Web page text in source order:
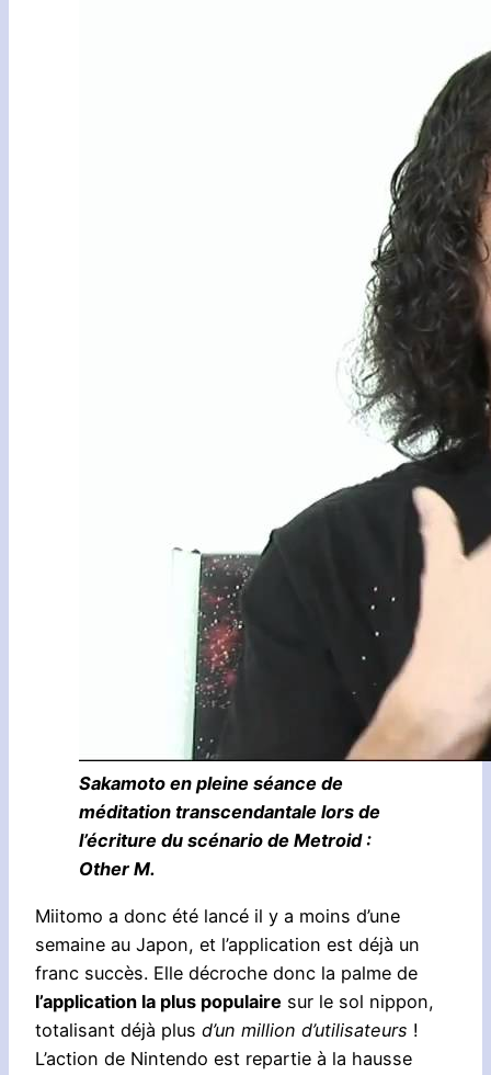
Sakamoto en pleine séance de
méditation transcendantale lors de
l’écriture du scénario de Metroid :
Other M.
Miitomo a donc été lancé il y a moins d’une
semaine au Japon, et l’application est déjà un
franc succès. Elle décroche donc la palme de
l’application la plus populaire sur le sol nippon,
totalisant déjà plus d’un million d’utilisateurs !
L’action de Nintendo est repartie à la hausse